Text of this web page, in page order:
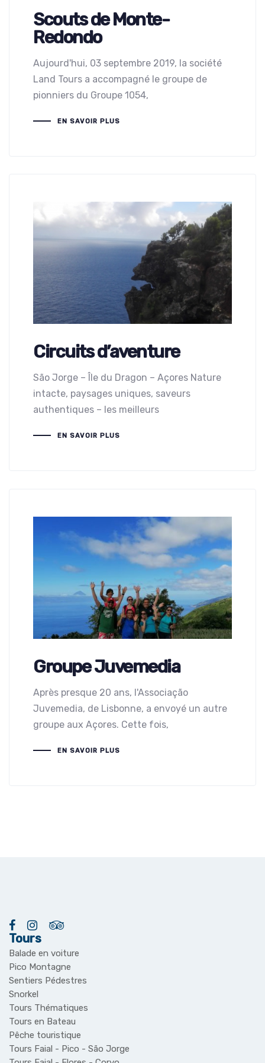
Scouts de Monte-
Redondo
Aujourd'hui, 03 septembre 2019, la société
Land Tours a accompagné le groupe de
pionniers du Groupe 1054,
EN SAVOIR PLUS
Circuits d’aventure
São Jorge – Île du Dragon – Açores Nature
intacte, paysages uniques, saveurs
authentiques – les meilleurs
EN SAVOIR PLUS
Groupe Juvemedia
Après presque 20 ans, l'Associação
Juvemedia, de Lisbonne, a envoyé un autre
groupe aux Açores. Cette fois,
EN SAVOIR PLUS
Tours
Balade en voiture
Pico Montagne
Sentiers Pédestres
Snorkel
Tours Thématiques
Tours en Bateau
Pêche touristique
Tours Faial - Pico - São Jorge